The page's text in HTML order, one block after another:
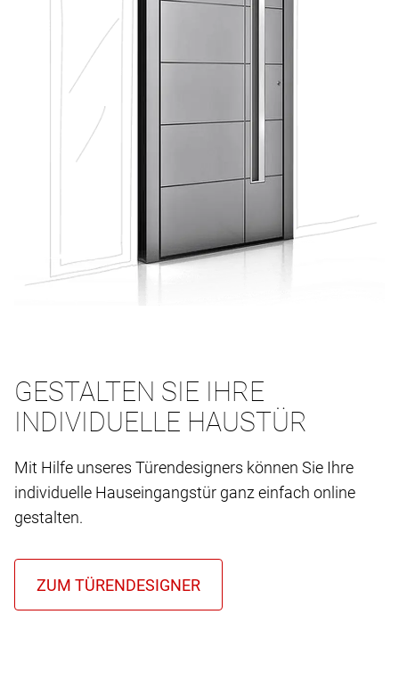
GESTALTEN SIE IHRE
INDIVIDUELLE HAUSTÜR
Mit Hilfe unseres Türendesigners können Sie Ihre
individuelle Hauseingangstür ganz einfach online
gestalten.